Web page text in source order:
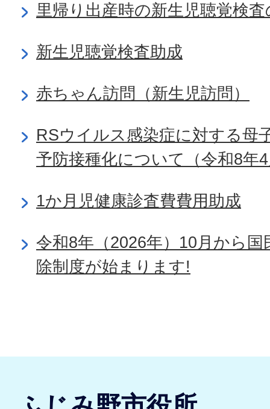
里帰り出産時の新生児聴覚検
新生児聴覚検査助成
赤ちゃん訪問（新生児訪問）
RSウイルス感染症に対する母
予防接種化について（令和8年
1か月児健康診査費費用助成
令和8年（2026年）10月から
除制度が始まります!